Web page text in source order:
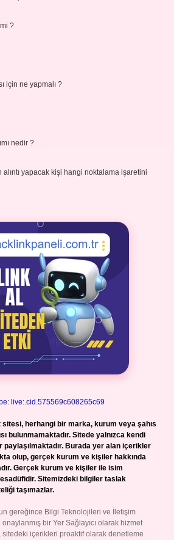
?
için ne yapmalı ?
nedir ?
alıntı yapacak kişi hangi noktalama işaretini
live:.cid.575569c608265c69
sitesi, herhangi bir marka, kurum veya şahıs
bulunmamaktadır. Sitede yalnızca kendi
paylaşılmaktadır. Burada yer alan içerikler
olup, gerçek kurum ve kişiler hakkında
Gerçek kurum ve kişiler ile isim
Sitemizdeki bilgiler taslak
taşımazlar.
gereğince Bilgi Teknolojileri ve İletişim
bir Yer Sağlayıcı olarak hizmet
içerikleri proaktif olarak denetleme